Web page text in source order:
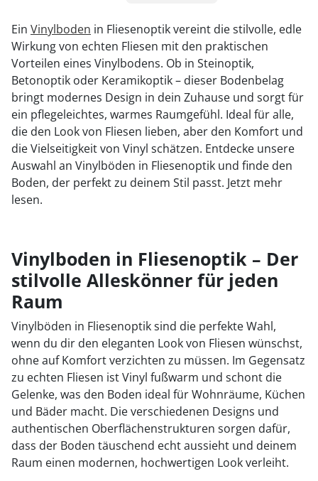
2
Ein Vinylboden in Fliesenoptik vereint die stilvolle, edle
Wirkung von echten Fliesen mit den praktischen
Vorteilen eines Vinylbodens. Ob in Steinoptik,
Betonoptik oder Keramikoptik – dieser Bodenbelag
bringt modernes Design in dein Zuhause und sorgt für
ein pflegeleichtes, warmes Raumgefühl. Ideal für alle,
die den Look von Fliesen lieben, aber den Komfort und
die Vielseitigkeit von Vinyl schätzen. Entdecke unsere
Auswahl an Vinylböden in Fliesenoptik und finde den
Boden, der perfekt zu deinem Stil passt. Jetzt mehr
lesen.
Vinylboden in Fliesenoptik – Der
stilvolle Alleskönner für jeden
Raum
Vinylböden in Fliesenoptik sind die perfekte Wahl,
wenn du dir den eleganten Look von Fliesen wünschst,
ohne auf Komfort verzichten zu müssen. Im Gegensatz
zu echten Fliesen ist Vinyl fußwarm und schont die
Gelenke, was den Boden ideal für Wohnräume, Küchen
und Bäder macht. Die verschiedenen Designs und
authentischen Oberflächenstrukturen sorgen dafür,
dass der Boden täuschend echt aussieht und deinem
Raum einen modernen, hochwertigen Look verleiht.